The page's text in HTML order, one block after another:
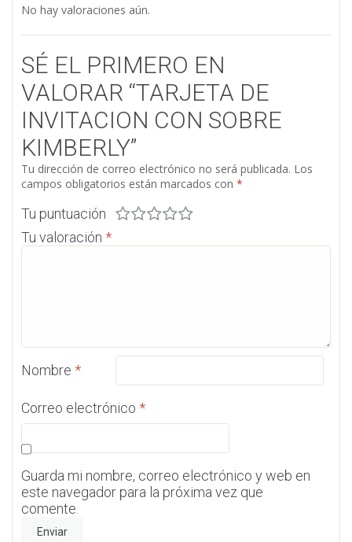
No hay valoraciones aún.
SÉ EL PRIMERO EN
VALORAR “TARJETA DE
INVITACION CON SOBRE
KIMBERLY”
Tu dirección de correo electrónico no será publicada. Los
campos obligatorios están marcados con *
Tu puntuación
Tu valoración *
Nombre *
Correo electrónico *
Guarda mi nombre, correo electrónico y web en
este navegador para la próxima vez que
comente.